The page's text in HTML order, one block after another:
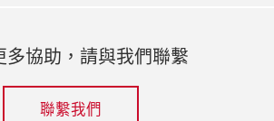
多協助，請與我們聯繫
聯繫我們